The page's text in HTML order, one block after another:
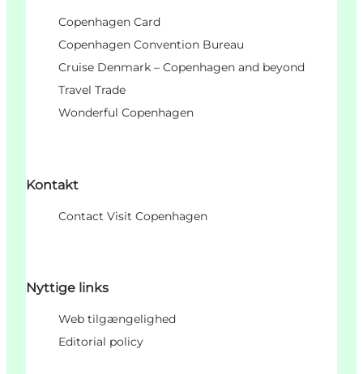
Copenhagen Card
Copenhagen Convention Bureau
Cruise Denmark – Copenhagen and beyond
Travel Trade
Wonderful Copenhagen
Kontakt
Contact Visit Copenhagen
Nyttige links
Web tilgængelighed
Editorial policy